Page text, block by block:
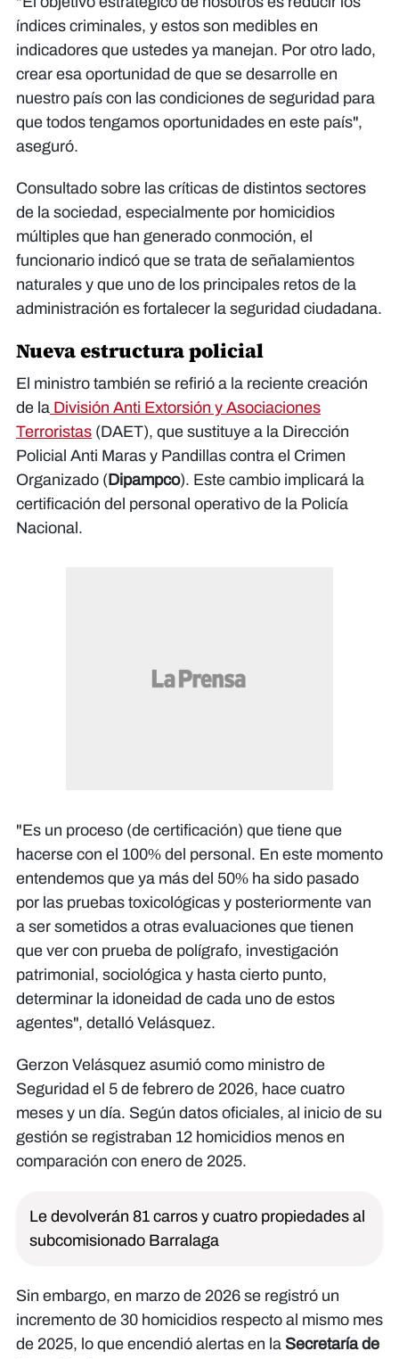
índices criminales, y estos son medibles en
indicadores que ustedes ya manejan. Por otro lado,
crear esa oportunidad de que se desarrolle en
nuestro país con las condiciones de seguridad para
que todos tengamos oportunidades en este país",
aseguró.
Consultado sobre las críticas de distintos sectores
de la sociedad, especialmente por homicidios
múltiples que han generado conmoción, el
funcionario indicó que se trata de señalamientos
naturales y que uno de los principales retos de la
administración es fortalecer la seguridad ciudadana.
Nueva estructura policial
El ministro también se refirió a la reciente creación
de la División Anti Extorsión y Asociaciones
Terroristas (DAET), que sustituye a la Dirección
Policial Anti Maras y Pandillas contra el Crimen
Organizado ( Dipampco). Este cambio implicará la
certificación del personal operativo de la Policía
Nacional.
"Es un proceso (de certificación) que tiene que
hacerse con el 100% del personal. En este momento
entendemos que ya más del 50% ha sido pasado
por las pruebas toxicológicas y posteriormente van
a ser sometidos a otras evaluaciones que tienen
que ver con prueba de polígrafo, investigación
patrimonial, sociológica y hasta cierto punto,
determinar la idoneidad de cada uno de estos
agentes", detalló Velásquez.
Gerzon Velásquez asumió como ministro de
Seguridad el 5 de febrero de 2026, hace cuatro
meses y un día. Según datos oficiales, al inicio de su
gestión se registraban 12 homicidios menos en
comparación con enero de 2025.
Le devolverán 81 carros y cuatro propiedades al
subcomisionado Barralaga
Sin embargo, en marzo de 2026 se registró un
incremento de 30 homicidios respecto al mismo mes
de 2025, lo que encendió alertas en la Secretaría de